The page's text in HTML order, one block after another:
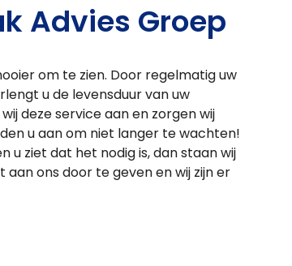
Advies Groep
om te zien. Door regelmatig uw
u de levensduur van uw
deze service aan en zorgen wij
u aan om niet langer te wachten!
u ziet dat het nodig is, dan staan wij
ons door te geven en wij zijn er